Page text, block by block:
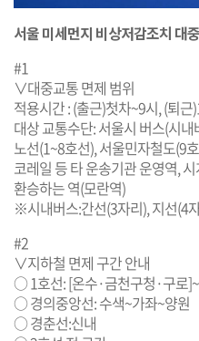
서울 미세먼지 비상저감조치 대
#1
∨대중교통 면제 범위
적용시간 : (출근)첫차~9시, (퇴근
대상 교통수단: 서울시 버스(시
노선(1~8호선), 서울민자철도(9
코레일 등 타 운송기관 운영역,
환승하는 역(모란역)
※시내버스:간선(3자리), 지선(4
#2
∨지하철 면제 구간 안내
○ 1호선: [온수·금천구청·구로
○ 경의중앙선: 수색~가좌~양원
○ 경춘선:신내